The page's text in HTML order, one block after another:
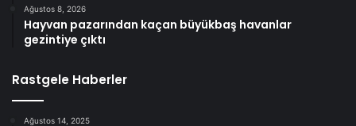
Ağustos 8, 2026
Hayvan pazarından kaçan büyükbaş havanlar
gezintiye çıktı
Rastgele Haberler
Ağustos 14, 2025